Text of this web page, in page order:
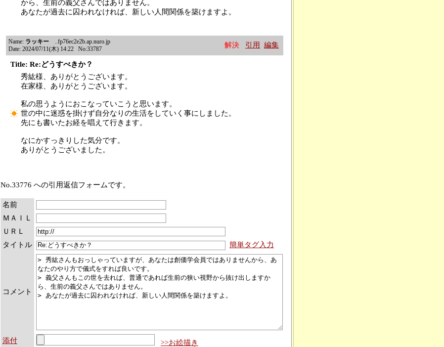
から、生前の義父さんではありません。
あなたが過去に囚われなければ、新しい人間関係を築けますよ。
Name: ラッキー ..fp76ec2e2b.ap.nuro.jp
Date: 2024/07/11(木) 14:22 No:33787
解決 引用 編集
Title: Re:どうすべきか？
秀紘様、ありがとうございます。
在家様、ありがとうございます。
私の思うようにおこなっていこうと思います。
世の中に迷惑を掛けず自分なりの生活をしていく事にしました。
先にも書いたお経を唱えて行きます。
なにかすっきりした気分です。
ありがとうございました。
No.33776 への引用返信フォームです。
名前
ＭＡＩＬ
ＵＲＬ
タイトル
簡単タグ入力
コメント
添付 >>お絵描き